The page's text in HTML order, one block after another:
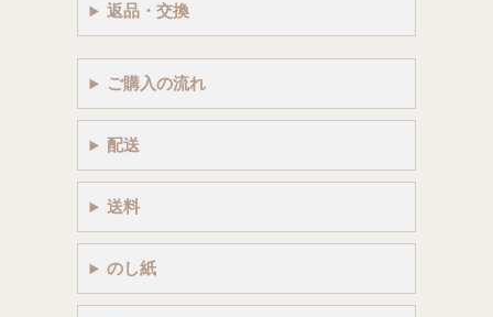
返品・交換
ご購入の流れ
配送
送料
のし紙